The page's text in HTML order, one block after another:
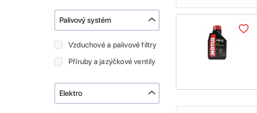
Palivový systém
Vzduchové a palivové filtry
Příruby a jazýčkové ventily
Elektro